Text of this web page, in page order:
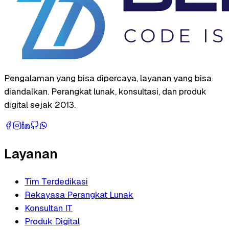
Pengalaman yang bisa dipercaya, layanan yang bisa
diandalkan. Perangkat lunak, konsultasi, dan produk
digital sejak 2013.
Layanan
Tim Terdedikasi
Rekayasa Perangkat Lunak
Konsultan IT
Produk Digital